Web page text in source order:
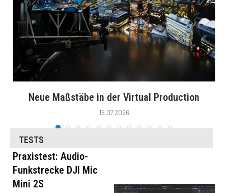
Neue Maßstäbe in der Virtual Production
16.07.2026
TESTS
Praxistest: Audio-
Funkstrecke DJI Mic
Mini 2S